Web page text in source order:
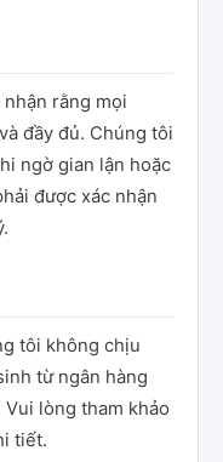
rằng mọi
đầy đủ. Chúng tôi
ngờ gian lận hoặc
được xác nhận
tôi không chịu
từ ngân hàng
lòng tham khảo
tiết.